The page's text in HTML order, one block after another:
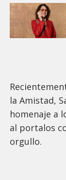
la Amistad,
homenaje a
al portalos
orgullo.